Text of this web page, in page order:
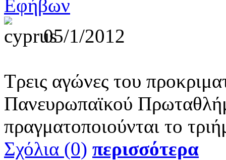
05/1/2012
Τρεις αγώνες του
Πανευρωπαϊκού
πραγματοποιούνται το
Σχόλια (0) περισσότερα